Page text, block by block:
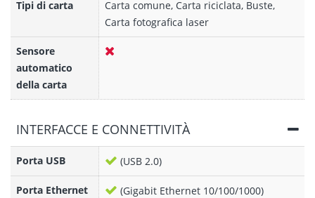
Tipi di carta
Carta comune, Carta riciclata, Buste,
Carta fotografica laser
Sensore
automatico
della carta
INTERFACCE E CONNETTIVITÀ
Porta USB (USB 2.0)
Porta Ethernet (Gigabit Ethernet 10/100/1000)